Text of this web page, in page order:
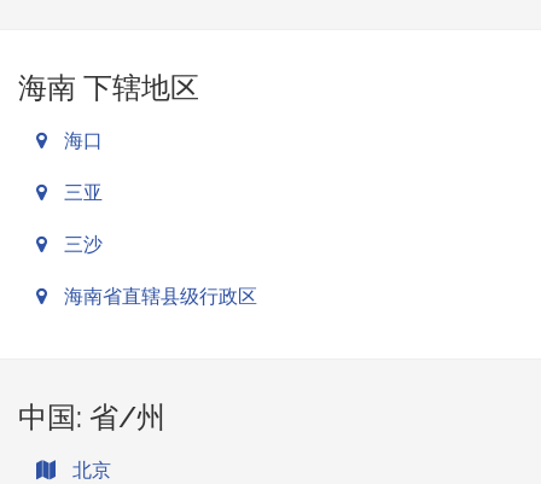
海南 下辖地区
海口
三亚
三沙
海南省直辖县级行政区
中国: 省/州
北京